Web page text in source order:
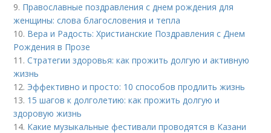
9. Православные поздравления с днем рождения для
женщины: слова благословения и тепла
10. Вера и Радость: Христианские Поздравления с Днем
Рождения в Прозе
11.Стратегии здоровья: как прожить долгую и активную
жизнь
12. Эффективно и просто: 10 способов продлить жизнь
13. 15 шагов к долголетию: как прожить долгую и
здоровую жизнь
14. Какие музыкальные фестивали проводятся в Казани